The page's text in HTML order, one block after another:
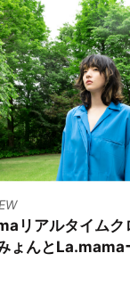
リアルタイム
ょんとLa.mama